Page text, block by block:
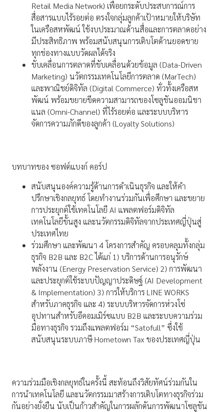
Retail Media Network) เพื่อยกระดับประสบการณ์การ
สื่อสารแบบไร้รอยต่อ ตรงใจกลุ่มลูกค้าเป้าหมายให้บริษัท
ในเครือสหพัฒน์ ใช้งบประมาณด้านสื่อและการตลาดอย่าง
มีประสิทธิภาพ พร้อมสนับสนุนการเติบโตด้านยอดขาย
ทุกช่องทางแบบวัดผลได้จริง
ขับเคลื่อนการตลาดที่ขับเคลื่อนด้วยข้อมูล (Data-Driven
Marketing) นวัตกรรมเทคโนโลยีการตลาด (MarTech)
และพาณิชย์ดิจิทัล (Digital Commerce) ทั่วทั้งเครือสห
พัฒน์ พร้อมขยายขีดความสามารถของโซลูชันออมนิชา
แนล (Omni-Channel) ที่ไร้รอยต่อ และระบบบริหาร
จัดการความภักดีของลูกค้า (Loyalty Solutions)
บทบาทของ ซอฟต์แบงก์ คอร์ป
สนับสนุนองค์ความรู้ด้านการดำเนินธุรกิจ และให้คำ
ปรึกษาเชิงกลยุทธ์ โดยทำงานร่วมกันเพื่อศึกษา และขยาย
การประยุกต์ใช้เทคโนโลยี AI แพลตฟอร์มดิจิทัล
เทคโนโลยีขั้นสูง และนวัตกรรมดิจิทัลจากประเทศญี่ปุ่นสู่
ประเทศไทย
ร่วมศึกษา และพัฒนา 4 โครงการสำคัญ ครอบคลุมทั้งกลุ่ม
ธุรกิจ B2B และ B2C ได้แก่ 1) บริการด้านการอนุรักษ์
พลังงาน (Energy Preservation Service) 2) การพัฒนา
และประยุกต์ใช้ระบบปัญญาประดิษฐ์ (AI Development
& Implementation) 3) การให้บริการ LINE WORKS
สำหรับภาคธุรกิจ และ 4) ระบบบริหารจัดการห่วงโซ่
อุปทานสำหรับอีคอมเมิร์ซแบบ B2B และระบบความร่วม
มือทางธุรกิจ รวมถึงแพลตฟอร์ม “Satofull” ซึ่งใช้
สนับสนุนระบบภาษี Hometown Tax ของประเทศญี่ปุ่น
ความร่วมมือเชิงกลยุทธ์ในครั้งนี้ สะท้อนถึงวิสัยทัศน์ร่วมกันใน
การนำเทคโนโลยี และนวัตกรรมมาสร้างการเติบโตทางธุรกิจร่วม
กันอย่างยั่งยืน นับเป็นก้าวสำคัญในการผลักดันการพัฒนาโซลูชัน